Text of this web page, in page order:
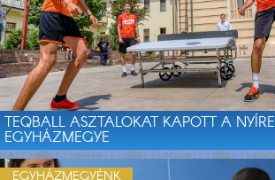
TEQBALL ASZTALOKAT KAPOTT A
EGYHÁZMEGYE
EGYHÁZMEGYÉNK